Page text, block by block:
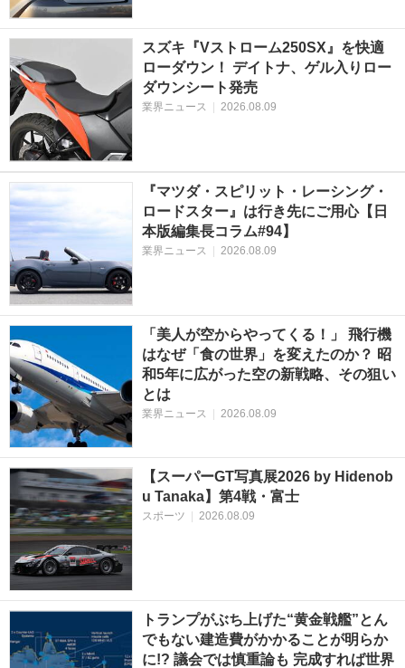
スズキ『Vストローム250SX』を快適
ローダウン！ デイトナ、ゲル入りロー
ダウンシート発売
業界ニュース | 2026.08.09
『マツダ・スピリット・レーシング・
ロードスター』は行き先にご用心【日
本版編集長コラム#94】
業界ニュース | 2026.08.09
「美人が空からやってくる！」 飛行機
はなぜ「食の世界」を変えたのか？ 昭
和5年に広がった空の新戦略、その狙い
とは
業界ニュース | 2026.08.09
【スーパーGT写真展2026 by Hidenob
u Tanaka】第4戦・富士
スポーツ 2026.08.09
トランプがぶち上げた“黄金戦艦”とん
でもない建造費がかかることが明らか
に!? 議会では慎重論も 完成すれば世界